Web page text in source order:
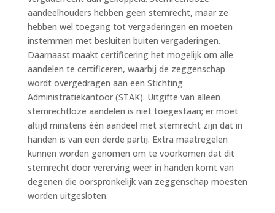
aandeelhouders hebben geen stemrecht, maar ze
hebben wel toegang tot vergaderingen en moeten
instemmen met besluiten buiten vergaderingen.
Daarnaast maakt certificering het mogelijk om alle
aandelen te certificeren, waarbij de zeggenschap
wordt overgedragen aan een Stichting
Administratiekantoor (STAK). Uitgifte van alleen
stemrechtloze aandelen is niet toegestaan; er moet
altijd minstens één aandeel met stemrecht zijn dat in
handen is van een derde partij. Extra maatregelen
kunnen worden genomen om te voorkomen dat dit
stemrecht door vererving weer in handen komt van
degenen die oorspronkelijk van zeggenschap moesten
worden uitgesloten.